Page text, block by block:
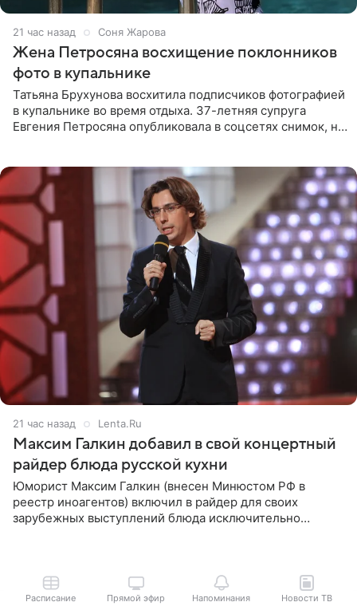
21 час назад Соня Жарова
Жена Петросяна восхищение поклонников
фото в купальнике
Татьяна Брухунова восхитила подписчиков фотографией
в купальнике во время отдыха. 37-летняя супруга
Евгения Петросяна опубликовала в соцсетях снимок, на
21 час назад Lenta.Ru
Максим Галкин добавил в свой концертный
райдер блюда русской кухни
Юморист Максим Галкин (внесен Минюстом РФ в
реестр иноагентов) включил в райдер для своих
зарубежных выступлений блюда исключительно
Расписание Прямой эфир Напоминания Новости ТВ